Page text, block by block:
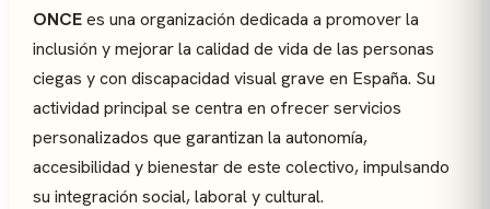
ONCEes una organización dedicada a promover la
inclusión y mejorar la calidad de vida de las personas
ciegas y con discapacidad visual grave en España. Su
actividad principal se centra en ofrecer servicios
personalizados que garantizan la autonomía,
accesibilidad y bienestar de este colectivo, impulsando
su integración social, laboral y cultural.